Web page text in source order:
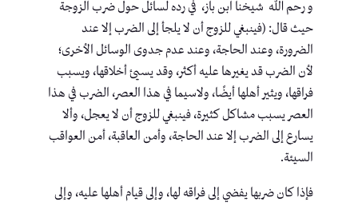
و رحم الله شيخنا ابن باز، في رده لسائل حول ضرب الزوجة
حيث قال: (فينبغي للزوج أن لا يلجأ إلى الضرب إلا عند
الضرورة، وعند الحاجة، وعند عدم جدوى الوسائل الأخرى؛
لأن الضرب قد يغيرها عليه أكثر، وقد يسيئ أخلاقها، ويسبب
فراقها، ويثير أهلها أيضًا، ولاسيما في هذا العصر، الضرب في هذا
العصر يسبب مشاكل كثيرة، فينبغي للزوج أن لا يعجل، وألا
يسارع إلى الضرب إلا عند الحاجة، وأمن العاقبة، أمن العواقب
السيئة.
فإذا كان ضربها يفضي إلى فراقه لها، وإلى قيام أهلها عليه، وإلى